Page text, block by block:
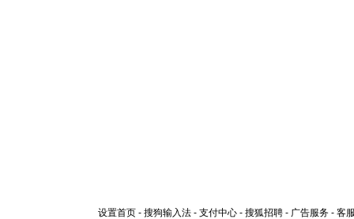
设置首页 - 搜狗输入法 - 支付中心 - 搜狐招聘 - 广告服务 - 客